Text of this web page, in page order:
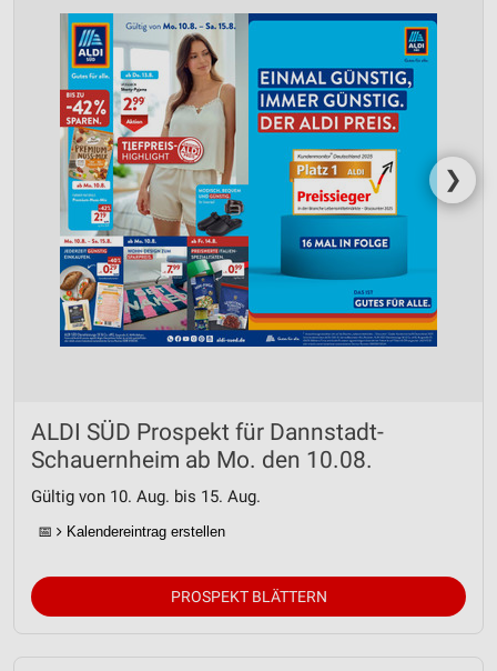
❯
ALDI SÜD Prospekt für Dannstadt-
Schauernheim ab Mo. den 10.08.
Gültig von 10. Aug. bis 15. Aug.
📅 Kalendereintrag erstellen
PROSPEKT BLÄTTERN